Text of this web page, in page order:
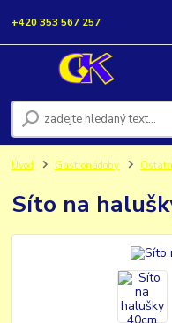
+420 353 567 257
Úvod Gastronádoby
Síto na